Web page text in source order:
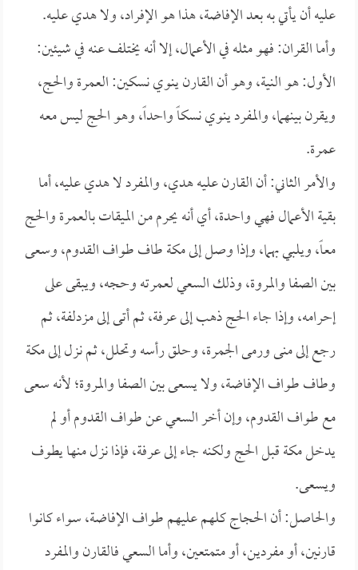
عليه أن يأتي به بعد الإفاضة، هذا هو الإفراد، ولا هدي عليه.
وأما القران: فهو مثله في الأعمال، إلا أنه يختلف عنه في شيئين:
الأول: هو النية، وهو أن القارن ينوي نسكين: العمرة والحج،
ويقرن بينهما، والمفرد ينوي نسكاً واحداً، وهو الحج ليس معه
عمرة.
والأمر الثاني: أن القارن عليه هدي، والمفرد لا هدي عليه، أما
بقية الأعمال فهي واحدة، أي أنه يحرم من الميقات بالعمرة والحج
معاً، ويلبي بهما، وإذا وصل إلى مكة طاف طواف القدوم، وسعى
بين الصفا والمروة، وذلك السعي لعمرته وحجه، ويبقى على
إحرامه، وإذا جاء الحج ذهب إلى عرفة، ثم أتى إلى مزدلفة، ثم
رجع إلى منى ورمى الجمرة، وحلق رأسه وتحلل، ثم نزل إلى مكة
وطاف طواف الإفاضة، ولا يسعى بين الصفا والمروة؛ لأنه سعى
مع طواف القدوم، وإن أخر السعي عن طواف القدوم أو لم
يدخل مكة قبل الحج ولكنه جاء إلى عرفة، فإذا نزل منها يطوف
ويسعى.
والحاصل: أن الحجاج كلهم عليهم طواف الإفاضة، سواء كانوا
قارنين، أو مفردين، أو متمتعين، وأما السعي فالقارن والمفرد